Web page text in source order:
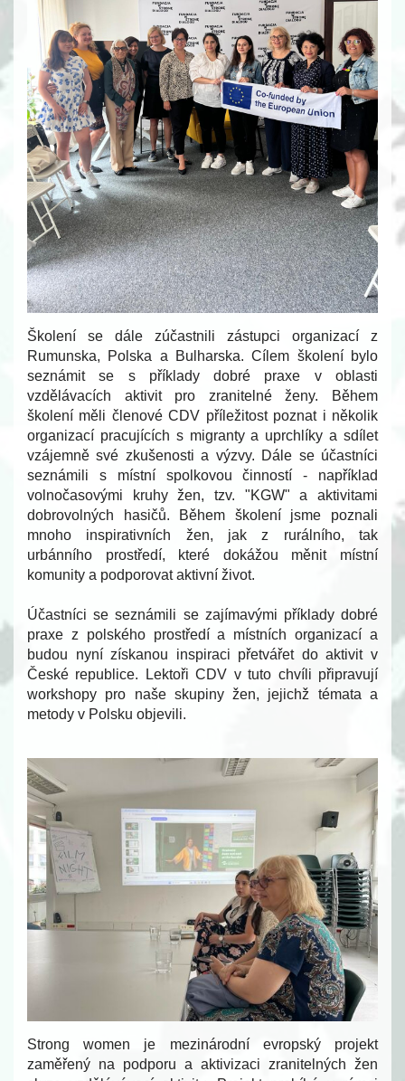
Školení se dále zúčastnili zástupci organizací z
Rumunska, Polska a Bulharska. Cílem školení bylo
seznámit se s příklady dobré praxe v oblasti
vzdělávacích aktivit pro zranitelné ženy. Během
školení měli členové CDV příležitost poznat i několik
organizací pracujících s migranty a uprchlíky a sdílet
vzájemně své zkušenosti a výzvy. Dále se účastníci
seznámili s místní spolkovou činností - například
volnočasovými kruhy žen, tzv. "KGW" a aktivitami
dobrovolných hasičů. Během školení jsme poznali
mnoho inspirativních žen, jak z rurálního, tak
urbánního prostředí, které dokážou měnit místní
komunity a podporovat aktivní život.
Účastníci se seznámili se zajímavými příklady dobré
praxe z polského prostředí a místních organizací a
budou nyní získanou inspiraci přetvářet do aktivit v
České republice. Lektoři CDV v tuto chvíli připravují
workshopy pro naše skupiny žen, jejichž témata a
metody v Polsku objevili.
Strong women je mezinárodní evropský projekt
zaměřený na podporu a aktivizaci zranitelných žen